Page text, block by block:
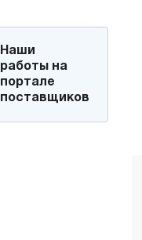
Наши
работы на
портале
поставщиков